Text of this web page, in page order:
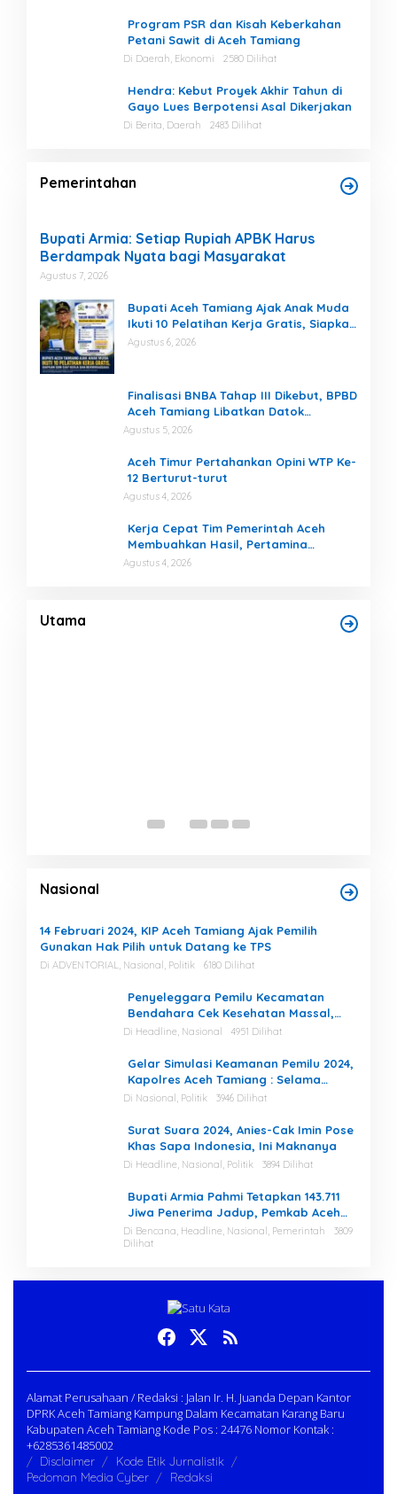
Program PSR dan Kisah Keberkahan
Petani Sawit di Aceh Tamiang
Di Daerah, Ekonomi 2580 Dilihat
Hendra: Kebut Proyek Akhir Tahun di
Gayo Lues Berpotensi Asal Dikerjakan
Di Berita, Daerah 2483 Dilihat
Pemerintahan
Bupati Armia: Setiap Rupiah APBK Harus
Berdampak Nyata bagi Masyarakat
Agustus 7, 2026
Bupati Aceh Tamiang Ajak Anak Muda
Ikuti 10 Pelatihan Kerja Gratis, Siapkan
SDM Siap Kerja dan Berwirausaha
Agustus 6, 2026
Finalisasi BNBA Tahap III Dikebut, BPBD
Aceh Tamiang Libatkan Datok
Penghulu untuk Vervali Stimulan
Agustus 5, 2026
Aceh Timur Pertahankan Opini WTP Ke-
12 Berturut-turut
Agustus 4, 2026
Kerja Cepat Tim Pemerintah Aceh
Membuahkan Hasil, Pertamina
Tambah Penyaluran BBM untuk Aceh
Agustus 4, 2026
Utama
Tinjau Lokasi Bencana
Di Bencana, Daerah, Headline
Nasional
14 Februari 2024, KIP Aceh Tamiang Ajak Pemilih
Gunakan Hak Pilih untuk Datang ke TPS
Di ADVENTORIAL, Nasional, Politik 6180 Dilihat
Penyeleggara Pemilu Kecamatan
Bendahara Cek Kesehatan Massal,
Ketua KIP Aceh Tamiang Beri Apresiasi
Di Headline, Nasional 4951 Dilihat
Gelar Simulasi Keamanan Pemilu 2024,
Kapolres Aceh Tamiang : Selama
Proses, Kami Siap dan Mampu
Di Nasional, Politik 3946 Dilihat
Surat Suara 2024, Anies-Cak Imin Pose
Khas Sapa Indonesia, Ini Maknanya
Di Headline, Nasional, Politik 3894 Dilihat
Bupati Armia Pahmi Tetapkan 143.711
Jiwa Penerima Jadup, Pemkab Aceh
Tamiang Percepat Pemulihan
Pascabencana
Di Bencana, Headline, Nasional, Pemerintah
3809
Dilihat
Alamat Perusahaan / Redaksi : Jalan Ir. H. Juanda Depan Kantor
DPRK Aceh Tamiang Kampung Dalam Kecamatan Karang Baru
Kabupaten Aceh Tamiang Kode Pos : 24476 Nomor Kontak :
+6285361485002
Disclaimer
Kode Etik Jurnalistik
Pedoman Media Cyber
Redaksi